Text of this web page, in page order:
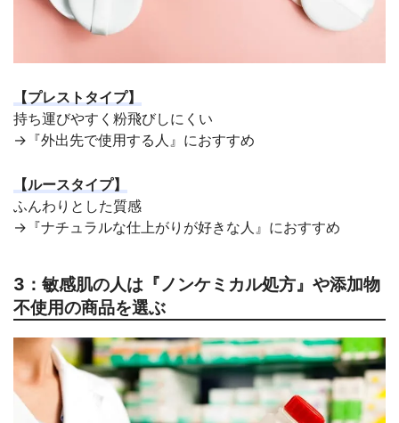
【プレストタイプ】
持ち運びやすく粉飛びしにくい
→『外出先で使用する人』におすすめ
【ルースタイプ】
ふんわりとした質感
→『ナチュラルな仕上がりが好きな人』におすすめ
3：敏感肌の人は『ノンケミカル処方』や添加物
不使用の商品を選ぶ